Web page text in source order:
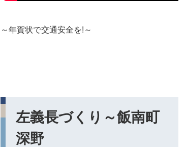
～年賀状で交通安全を!～
左義長づくり～飯南町
深野